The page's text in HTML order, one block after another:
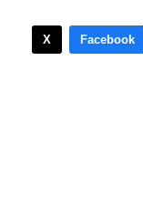
X Facebook